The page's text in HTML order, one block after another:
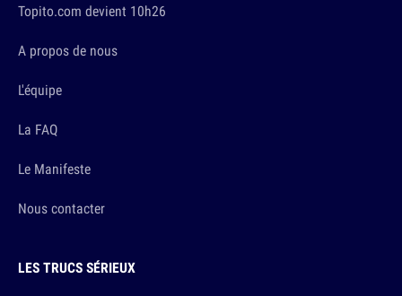
Topito.com devient 10h26
A propos de nous
L'équipe
La FAQ
Le Manifeste
Nous contacter
LES TRUCS SÉRIEUX